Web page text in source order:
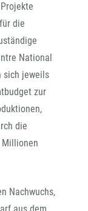
die
National
sich jeweils
zur
die
Nachwuchs,